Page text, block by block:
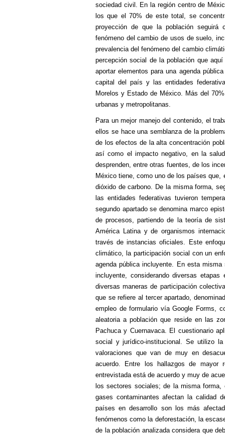
sociedad civil. En la región centro de
los que el 70% de este total, se
proyección de que la población
fenómeno del cambio de usos de suelo,
prevalencia del fenómeno del cambio
percepción social de la población que
aportar elementos para una agenda
capital del país y las entidades
Morelos y Estado de México. Más del
urbanas y metropolitanas.
Para un mejor manejo del contenido, el
ellos se hace una semblanza de la
de los efectos de la alta concentración
así como el impacto negativo, en la
desprenden, entre otras fuentes, de los
México tiene, como uno de los países que,
dióxido de carbono. De la misma forma,
las entidades federativas tuvieron
segundo apartado se denomina marco
de procesos, partiendo de la teoría de
América Latina y de organismos
través de instancias oficiales. Este
climático, la participación social con un
agenda pública incluyente. En esta
incluyente, considerando diversas
diversas maneras de participación
que se refiere al tercer apartado,
empleo de formulario vía Google Forms,
aleatoria a población que reside en las
Pachuca y Cuernavaca. El cuestionario
social y jurídico-institucional. Se utilizo
valoraciones que van de muy en
acuerdo. Entre los hallazgos de mayor
entrevistada está de acuerdo y muy de
los sectores sociales; de la misma
gases contaminantes afectan la calidad
países en desarrollo son los más
fenómenos como la deforestación, la
de la población analizada considera que